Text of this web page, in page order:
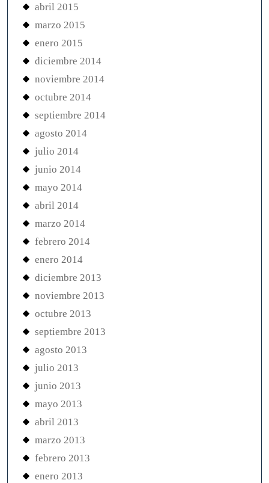
abril 2015
marzo 2015
enero 2015
diciembre 2014
noviembre 2014
octubre 2014
septiembre 2014
agosto 2014
julio 2014
junio 2014
mayo 2014
abril 2014
marzo 2014
febrero 2014
enero 2014
diciembre 2013
noviembre 2013
octubre 2013
septiembre 2013
agosto 2013
julio 2013
junio 2013
mayo 2013
abril 2013
marzo 2013
febrero 2013
enero 2013